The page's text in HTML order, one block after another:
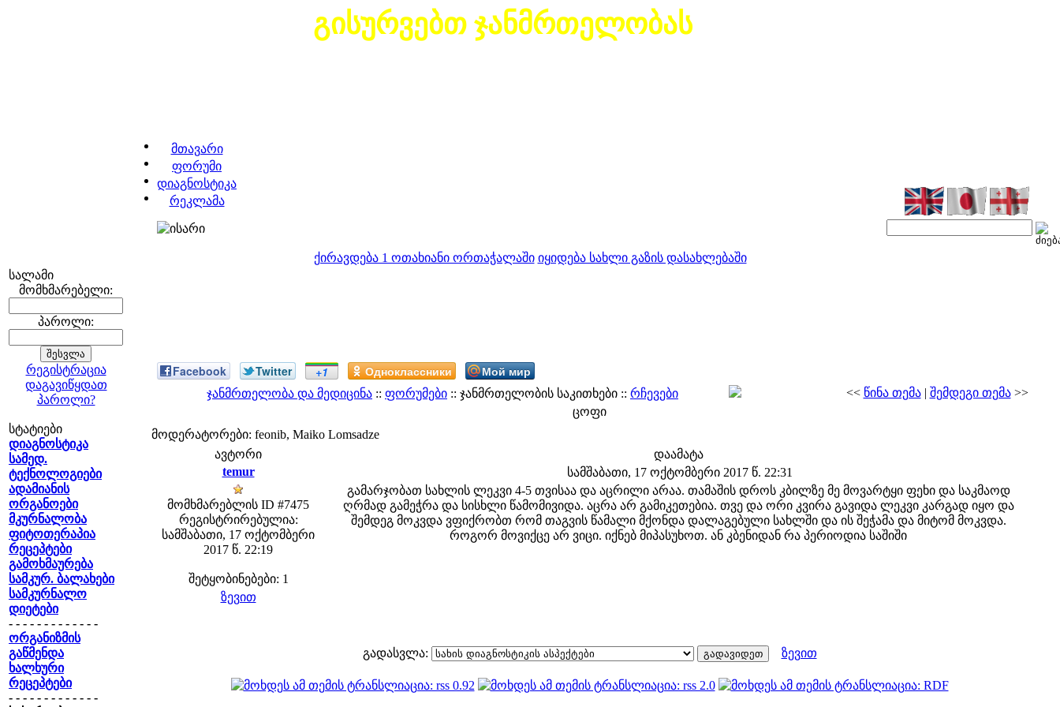
გისურვებთ ჯანმრთელობას
მთავარი
ფორუმი
დიაგნოსტიკა
რეკლამა
ქირავდება 1 ოთახიანი ორთაჭალაში იყიდება სახლი გაზის დასახლებაში
სალამი
მომხმარებელი:
პაროლი:
რეგისტრაცია
დაგავიწყდათ
პაროლი?
სტატიები
დიაგნოსტიკა
სამედ.
ტექნოლოგიები
ადამიანის
ორგანოები
მკურნალობა
ფიტოთერაპია
რეცეპტები
გამოხმაურება
სამკურ. ბალახები
სამკურნალო
დიეტები
- - - - - - - - - - - - -
ორგანიზმის
გაწმენდა
ხალხური
რეცეპტები
- - - - - - - - - - - - -
Facebook Twitter +1 Одноклассники Мой мир
ჯანმრთელობა და მედიცინა :: ფორუმები :: ჯანმრთელობის საკითხები :: რჩევები << წინა თემა| შემდეგი თემა>>
ცოფი
მოდერატორები: feonib, Maiko Lomsadze
ავტორი
დაამატა
temur
სამშაბათი, 17 ოქტომბერი 2017 წ. 22:31
მომხმარებლის ID #7475
რეგისტრირებულია:
სამშაბათი, 17 ოქტომბერი
2017 წ. 22:19
შეტყობინებები: 1
გამარჯობათ სახლის ლეკვი 4-5 თვისაა და აცრილი არაა. თამაშის დროს კბილზე მე მოვარტყი ფეხი და საკმაოდ
ღრმად გამეჭრა და სისხლი წამომივიდა. აცრა არ გამიკეთებია. თვე და ორი კვირა გავიდა ლეკვი კარგად იყო და
შემდეგ მოკვდა ვფიქრობთ რომ თაგვის წამალი მქონდა დალაგებული სახლში და ის შეჭამა და მიტომ მოკვდა.
როგორ მოვიქცე არ ვიცი. იქნებ მიპასუხოთ. ან კბენიდან რა პერიოდია საშიში
ზევით
გადასვლა: ზევით